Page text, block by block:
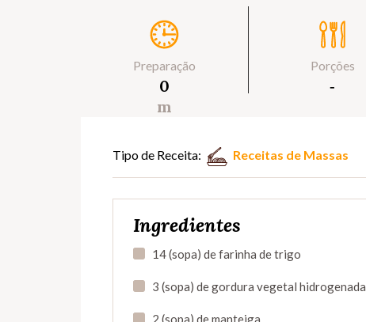
Preparação
0
m
Porções
‐
Tipo de Receita: Receitas de Massas
Ingredientes
14 (sopa) de farinha de trigo
3 (sopa) de gordura vegetal hidrogenada
2 (sopa) de manteiga